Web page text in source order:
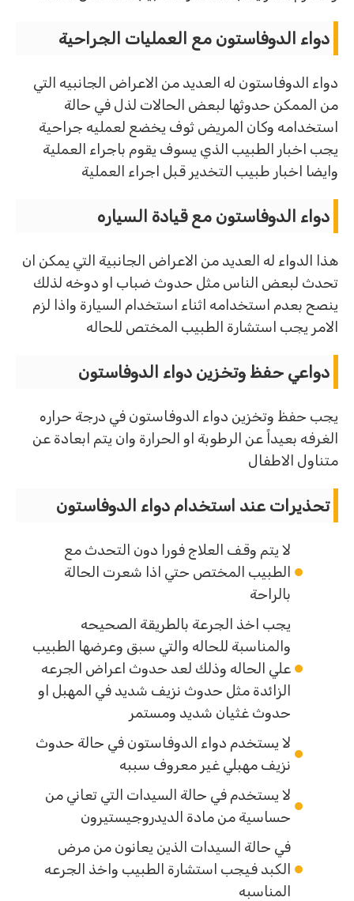
دواء الدوفاستون مع العمليات الجراحية
دواء الدوفاستون له العديد من الاعراض الجانبيه التي
من الممكن حدوثها لبعض الحالات لذل في حالة
استخدامه وكان المريض ثوف يخضع لعمليه جراحية
يجب اخبار الطبيب الذي يسوف يقوم باجراء العملية
وايضا اخبار طبيب التخدير قبل اجراء العملية
دواء الدوفاستون مع قيادة السياره
هذا الدواء له العديد من الاعراض الجانبية التي يمكن ان
تحدث لبعض الناس مثل حدوث ضباب او دوخه لذلك
ينصح بعدم استخدامه اثناء استخدام السيارة واذا لزم
الامر يجب استشارة الطبيب المختص للحاله
دواعي حفظ وتخزين دواء الدوفاستون
يجب حفظ وتخزين دواء الدوفاستون في درجة حراره
الغرفه بعيداً عن الرطوبة او الحرارة وان يتم ابعادة عن
متناول الاطفال
تحذيرات عند استخدام دواء الدوفاستون
لا يتم وقف العلاج فورا دون التحدث مع
الطبيب المختص حتي اذا شعرت الحالة
بالراحة
يجب اخذ الجرعة بالطريقة الصحيحه
والمناسبة للحاله والتي سبق وعرضها الطبيب
علي الحاله وذلك لعد حدوث اعراض الجرعه
الزائدة مثل حدوث نزيف شديد في المهبل او
حدوث غثيان شديد ومستمر
لا يستخدم دواء الدوفاستون في حالة حدوث
نزيف مهبلي غير معروف سببه
لا يستخدم في حالة السيدات التي تعاني من
حساسية من مادة الديدروجيستيرون
في حالة السيدات الذين يعانون من مرض
الكبد فيجب استشارة الطبيب واخذ الجرعه
المناسبه